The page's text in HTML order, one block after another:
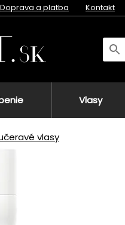
Doprava a platba Kontakt
Vlasy
vlasy